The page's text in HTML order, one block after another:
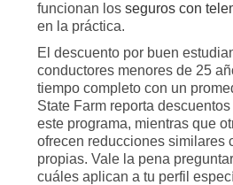
funcionan los seguros con
en la práctica.
El descuento por buen
conductores menores de 25
tiempo completo con un
State Farm reporta
este programa, mientras que
ofrecen reducciones similares
propias. Vale la pena
cuáles aplican a tu perfil